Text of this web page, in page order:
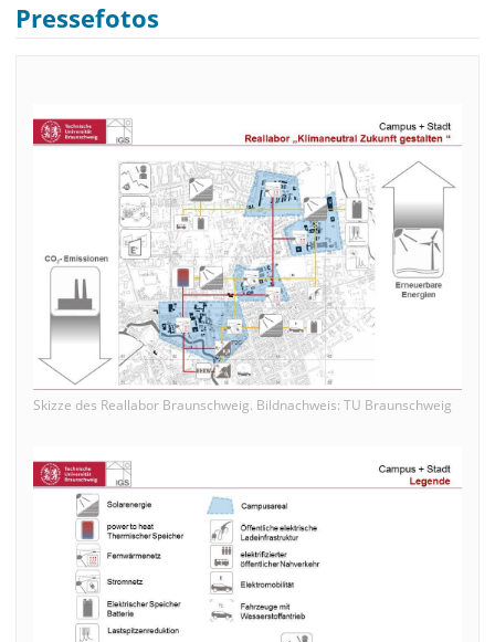
Pressefotos
Skizze des Reallabor Braunschweig. Bildnachweis: TU Braunschweig